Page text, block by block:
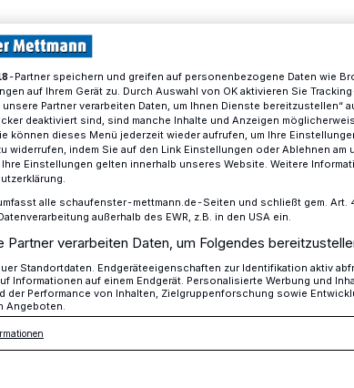
noch Spielräume für die Politik
Kaum
für die Politik
-Partner speichern und greifen auf personenbezogene Daten wie
auf Ihrem Gerät zu. Durch Auswahl von OK aktivieren Sie
unsere Partner verarbeiten Daten, um Ihnen Dienste bereitzustellen“
deaktiviert sind, sind manche Inhalte und Anzeigen
können dieses Menü jederzeit wieder aufrufen, um Ihre
widerrufen, indem Sie auf den Link Einstellungen oder Ablehnen am
Einstellungen gelten innerhalb unseres Website. Weitere
alle schaufenster-mettmann.de-Seiten und schließt gem. Art.
außerhalb des EWR, z.B. in den USA ein.
Partner verarbeiten Daten, um Folgendes
Standortdaten. Endgeräteeigenschaften zur Identifikation aktiv
Informationen auf einem Endgerät. Personalisierte Werbung und
der Performance von Inhalten, Zielgruppenforschung sowie
Angeboten.